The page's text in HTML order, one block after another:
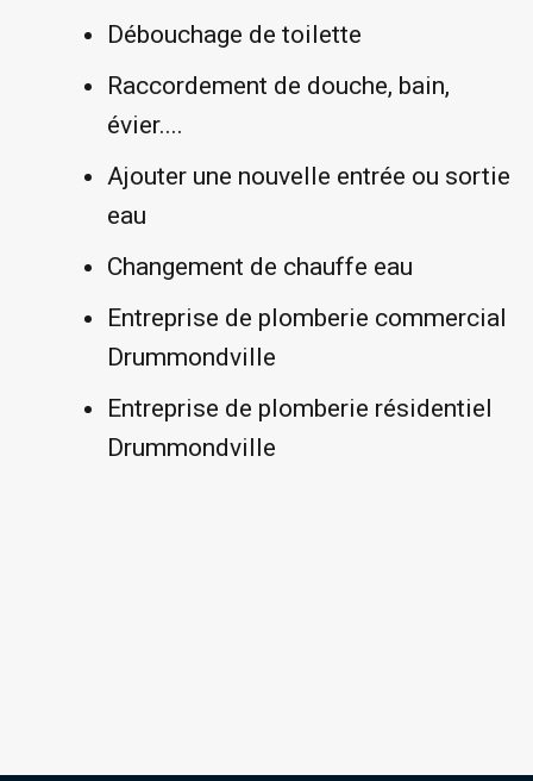
Débouchage de toilette
Raccordement de douche, bain,
évier....
Ajouter une nouvelle entrée ou sortie
eau
Changement de chauffe eau
Entreprise de plomberie commercial
Drummondville
Entreprise de plomberie résidentiel
Drummondville